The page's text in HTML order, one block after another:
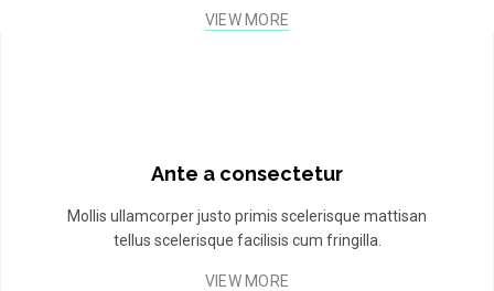
VIEW MORE
Ante a consectetur
Mollis ullamcorper justo primis scelerisque mattisan
tellus scelerisque facilisis cum fringilla.
VIEW MORE